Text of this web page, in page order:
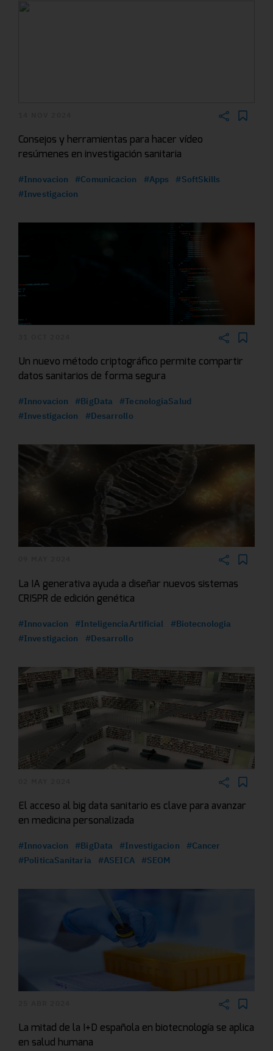
Consejos y herramientas para hacer vídeo
resúmenes en investigación sanitaria
#Innovacion #Comunicacion #Apps
#SoftSkills
#Investigacion
Un nuevo método criptográfico permite compartir
datos sanitarios de forma segura
#Innovacion #BigData
#TecnologiaSalud
#Investigacion
#Desarrollo
La IA generativa ayuda a diseñar nuevos sistemas
CRISPR de edición genética
#Innovacion #InteligenciaArtificial
#Biotecnologia
#Investigacion
#Desarrollo
El acceso al big data sanitario es clave para avanzar
en medicina personalizada
#Innovacion #BigData #Investigacion
#Cancer
#PoliticaSanitaria
#ASEICA #SEOM
La mitad de la I+D española en biotecnología se aplica
en salud humana